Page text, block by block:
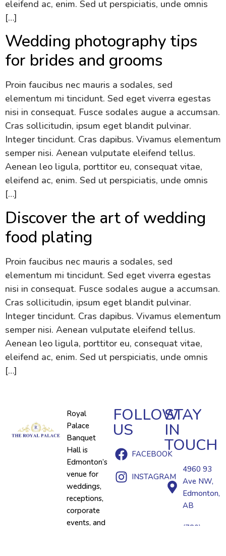
eleifend ac, enim. Sed ut perspiciatis, unde omnis
[…]
Wedding photography tips
for brides and grooms
Proin faucibus nec mauris a sodales, sed
elementum mi tincidunt. Sed eget viverra egestas
nisi in consequat. Fusce sodales augue a accumsan.
Cras sollicitudin, ipsum eget blandit pulvinar.
Integer tincidunt. Cras dapibus. Vivamus elementum
semper nisi. Aenean vulputate eleifend tellus.
Aenean leo ligula, porttitor eu, consequat vitae,
eleifend ac, enim. Sed ut perspiciatis, unde omnis
[…]
Discover the art of wedding
food plating
Proin faucibus nec mauris a sodales, sed
elementum mi tincidunt. Sed eget viverra egestas
nisi in consequat. Fusce sodales augue a accumsan.
Cras sollicitudin, ipsum eget blandit pulvinar.
Integer tincidunt. Cras dapibus. Vivamus elementum
semper nisi. Aenean vulputate eleifend tellus.
Aenean leo ligula, porttitor eu, consequat vitae,
eleifend ac, enim. Sed ut perspiciatis, unde omnis
[…]
Royal
Palace
Banquet
Hall is
Edmonton’s
venue for
weddings,
receptions,
corporate
events, and
FOLLOW
US
FACEBOOK
INSTAGRAM
STAY
IN
TOUCH
4960 93
Ave NW,
Edmonton,
AB
(780)